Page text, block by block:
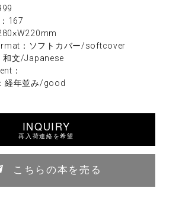
167
：ソフトカバー/softcover
和文/Japanese
：
経年並み/good
INQUIRY
再入荷連絡を希望
こちらの本を売る